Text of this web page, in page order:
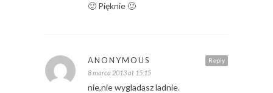
🙂 Pięknie 🙂
Reply
ANONYMOUS
8 marca 2013 at 15:15
nie,nie wygladasz ladnie.